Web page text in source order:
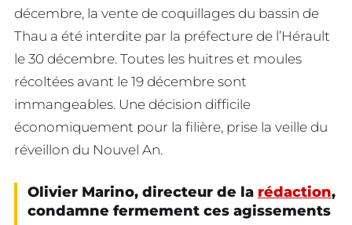
décembre, la vente de coquillages du bassin de
Thau a été interdite par la préfecture de l’Hérault
le 30 décembre. Toutes les huitres et moules
récoltées avant le 19 décembre sont
immangeables. Une décision difficile
économiquement pour la filière, prise la veille du
réveillon du Nouvel An.
Olivier Marino, directeur de la rédaction,
condamne fermement ces agissements